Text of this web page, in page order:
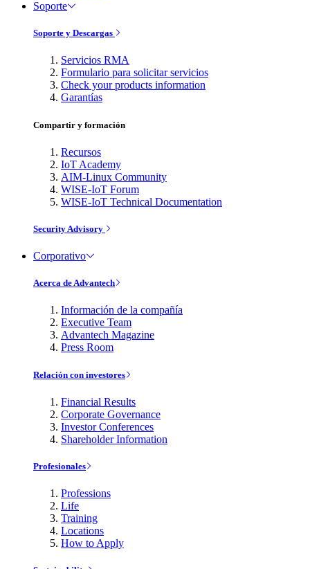
Soporte
Soporte y Descargas
Servicios RMA
Formulario para solicitar servicios
Check your products information
Garantías
Compartir y formación
Recursos
IoT Academy
AIM-Linux Community
WISE-IoT Forum
WISE-IoT Technical Documentation
Security Advisory
Corporativo
Acerca de Advantech
Información de la compañía
Executive Team
Advantech Magazine
Press Room
Relación con investores
Financial Results
Corporate Governance
Investor Conferences
Shareholder Information
Profesionales
Professions
Life
Training
Locations
How to Apply